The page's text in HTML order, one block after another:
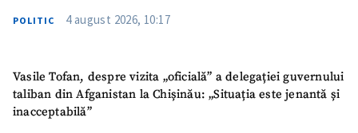
POLITIC 4 august 2026, 10:17
Vasile Tofan, despre vizita „oficială” a delegației guvernului
taliban din Afganistan la Chișinău: „Situația este jenantă și
inacceptabilă”